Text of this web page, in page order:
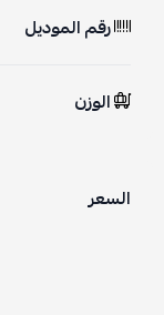
رقم الموديل
الوزن
السعر